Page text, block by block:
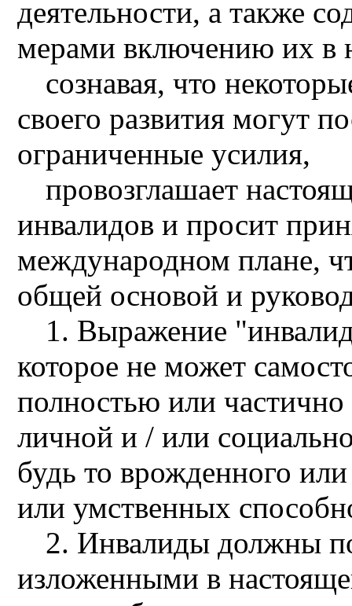
деятельности, а также
мерами включению их в
сознавая, что
своего развития могут
ограниченные усилия,
провозглашает
инвалидов и просит
международном плане,
общей основой и
1. Выражение
которое не может
полностью или
личной и / или
будь то врожденного
или умственных
2. Инвалиды должны
изложенными в